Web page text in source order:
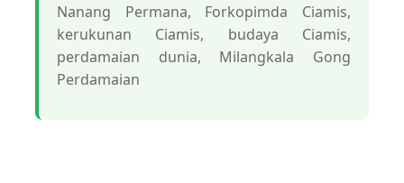
Nanang Permana, Forkopimda Ciamis,
kerukunan Ciamis, budaya Ciamis,
perdamaian dunia, Milangkala Gong
Perdamaian